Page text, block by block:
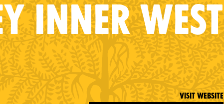
INNER WEST
Visit website